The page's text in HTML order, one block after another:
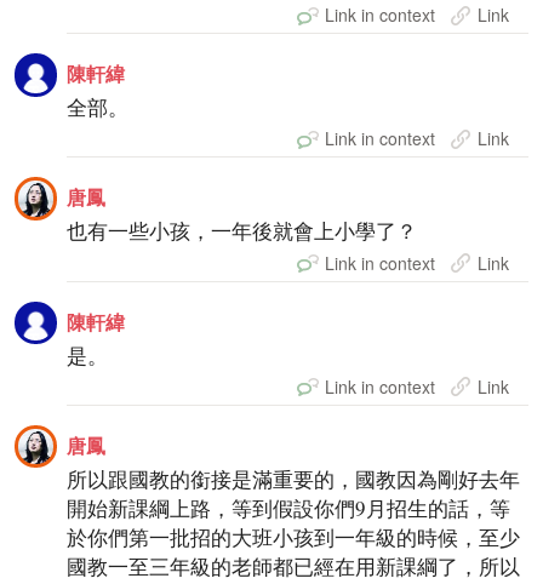
Link in context Link
陳軒緯
全部。
Link in context Link
唐鳳
也有一些小孩，一年後就會上小學了？
Link in context Link
陳軒緯
是。
Link in context Link
唐鳳
所以跟國教的銜接是滿重要的，國教因為剛好去年
開始新課綱上路，等到假設你們9月招生的話，等
於你們第一批招的大班小孩到一年級的時候，至少
國教一至三年級的老師都已經在用新課綱了，所以